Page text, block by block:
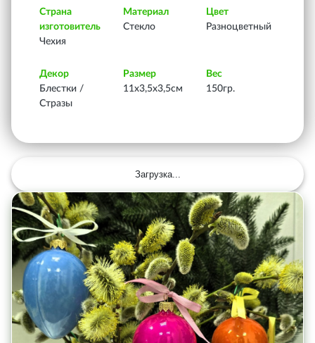
Страна
изготовитель
Чехия
Материал
Стекло
Цвет
Разноцветный
Декор
Блестки /
Стразы
Размер
11х3,5х3,5см
Вес
150гр.
Загрузка...